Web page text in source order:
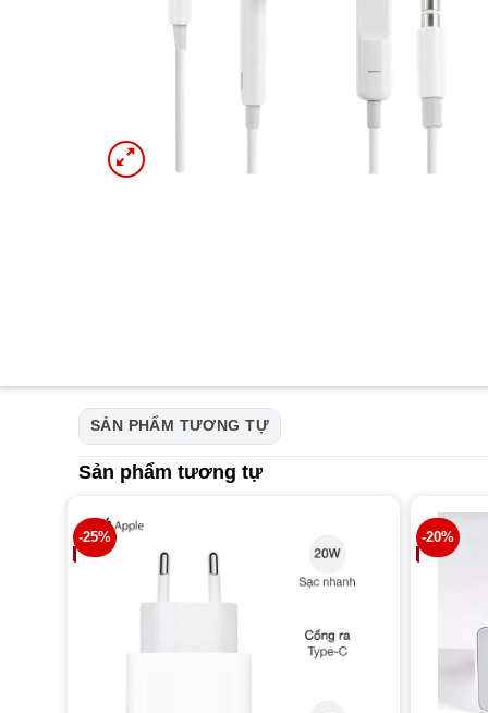
SẢN PHẨM TƯƠNG TỰ
Sản phẩm tương tự
-25% -20%